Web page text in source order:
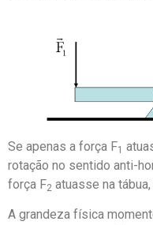
Se apenas a força F1
rotação no sentido anti-
força F2 atuasse na
A grandeza física